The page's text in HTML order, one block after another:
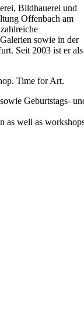
Bildhauerei und
Offenbach am
sowie in der
Seit 2003 ist er als
Time for Art.
Geburtstags-
as well as